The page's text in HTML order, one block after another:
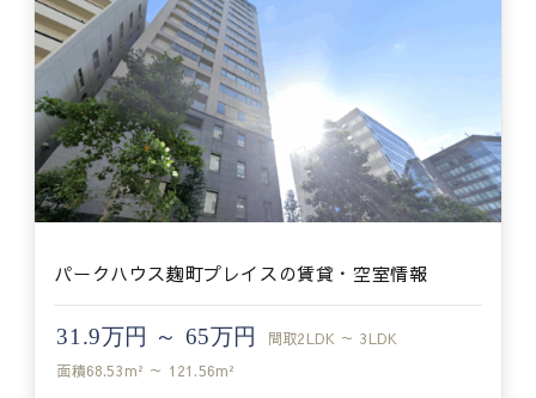
パークハウス麹町プレイスの賃貸・空室情報
31.9万円 ～ 65万円 間取2LDK ～ 3LDK
面積68.53m² ～ 121.56m²